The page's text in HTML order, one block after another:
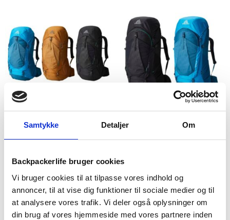
Samtykke Detaljer Om
Backpackerlife bruger cookies
Vi bruger cookies til at tilpasse vores indhold og
annoncer, til at vise dig funktioner til sociale medier og til
at analysere vores trafik. Vi deler også oplysninger om
din brug af vores hjemmeside med vores partnere inden
Gregory
Rygsæk – Gregory Stout –
Gregory
Rygsæk – Gregory Stout –